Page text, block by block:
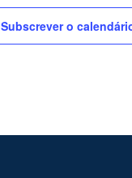
Subscrever o